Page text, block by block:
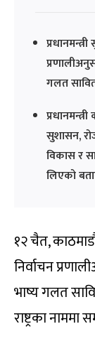
गलत
सुशासन,
विकास र
लिएको
१२ चैत,
निर्वाचन
भाष्य गलत
राष्ट्रका